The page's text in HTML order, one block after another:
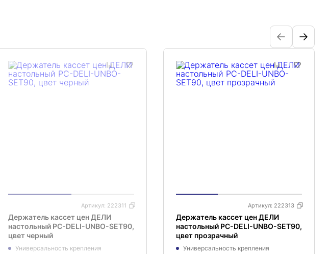
Артикул: 222311
Держатель кассет цен ДЕЛИ
настольный PC-DELI-UNBO-SET90,
цвет черный
Универсальность крепления
Артикул: 222313
Держатель кассет цен ДЕЛИ
настольный PC-DELI-UNBO-SET90,
цвет прозрачный
Универсальность крепления